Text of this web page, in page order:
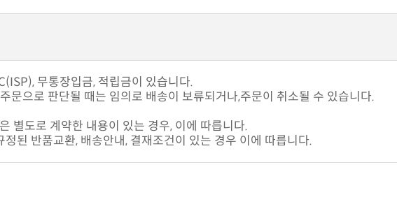
무통장입금, 적립금이 있습니다.
문으로 판단될 때는 임의로 배송이 보류되거나,주문이 취소될 수 있습니다.
별도로 계약한 내용이 있는 경우, 이에 따릅니다.
된 반품교환, 배송안내, 결재조건이 있는 경우 이에 따릅니다.